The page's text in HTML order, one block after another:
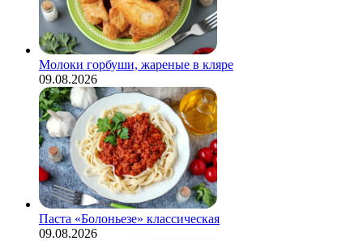
Молоки горбуши, жареные в кляре
09.08.2026
Паста «Болоньезе» классическая
09.08.2026